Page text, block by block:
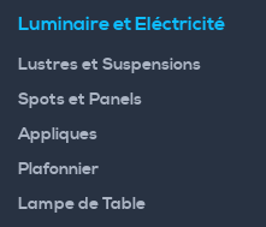
Luminaire et Eléctricité
Lustres et Suspensions
Spots et Panels
Appliques
Plafonnier
Lampe de Table